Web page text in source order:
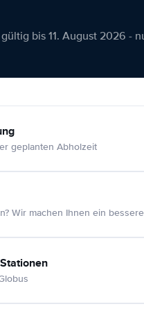
bis 11. August 2026 -
geplanten Abholzeit
Wir machen Ihnen ein